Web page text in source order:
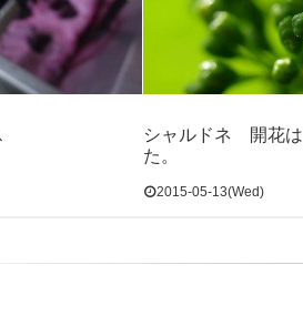
シャルドネ 開花は
た。
2015-05-13(Wed)